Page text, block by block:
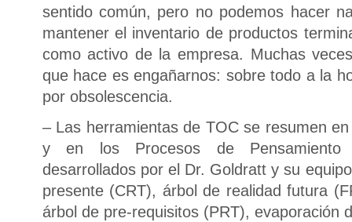
sentido común, pero no podemos hacer
mantener el inventario de productos
como activo de la empresa. Muchas
que hace es engañarnos: sobre todo a la
por obsolescencia.
– Las herramientas de TOC se resumen
y en los Procesos de Pensamiento
desarrollados por el Dr. Goldratt y su
presente (CRT), árbol de realidad futura
árbol de pre-requisitos (PRT), evaporación